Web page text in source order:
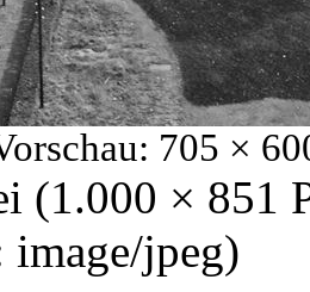
705 ×
(1.000 × 851
image/jpeg)